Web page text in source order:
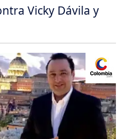
Vicky Dávila y